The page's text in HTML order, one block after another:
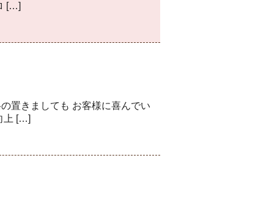
[…]
置きましても お客様に喜んでい
上 […]